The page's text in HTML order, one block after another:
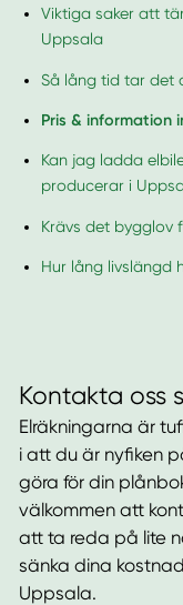
Viktiga saker att
Uppsala
Så lång tid tar det
Pris & information
Kan jag ladda
producerar i
Krävs det bygglov
Hur lång livslängd
Kontakta oss
Elräkningarna är
i att du är nyfiken
göra för din
välkommen att
att ta reda på lite
sänka dina
Uppsala.